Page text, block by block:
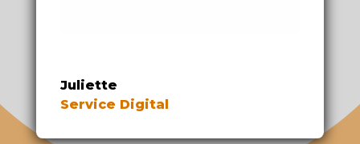
Juliette
Service Digital